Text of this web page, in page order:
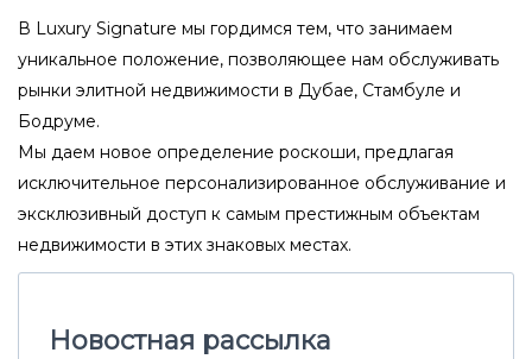
В Luxury Signature мы гордимся тем, что занимаем
уникальное положение, позволяющее нам обслуживать
рынки элитной недвижимости в Дубае, Стамбуле и
Бодруме.
Мы даем новое определение роскоши, предлагая
исключительное персонализированное обслуживание и
эксклюзивный доступ к самым престижным объектам
недвижимости в этих знаковых местах.
Новостная рассылка